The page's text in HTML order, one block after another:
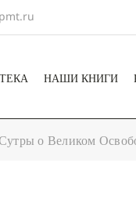
НАШИ КНИГИ
о Великом